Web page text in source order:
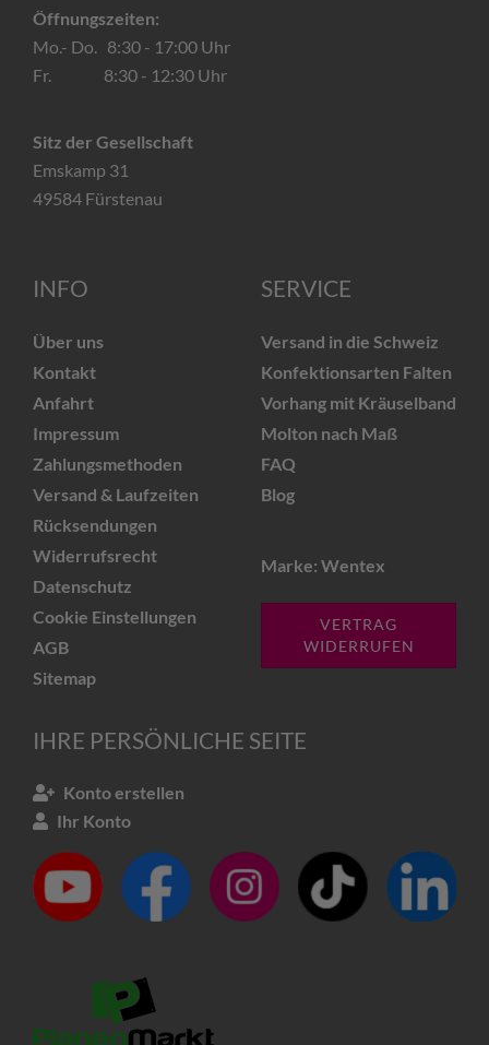
Öffnungszeiten:
Mo.- Do. 8:30 - 17:00 Uhr
Fr. 8:30 - 12:30 Uhr
Sitz der Gesellschaft
Emskamp 31
49584 Fürstenau
INFO
Über uns
Kontakt
Anfahrt
Impressum
Zahlungsmethoden
Versand & Laufzeiten
Rücksendungen
Widerrufsrecht
Datenschutz
Cookie Einstellungen
AGB
Sitemap
SERVICE
Versand in die Schweiz
Konfektionsarten Falten
Vorhang mit Kräuselband
Molton nach Maß
FAQ
Blog
Marke: Wentex
VERTRAG
WIDERRUFEN
IHRE PERSÖNLICHE SEITE
Konto erstellen
Ihr Konto